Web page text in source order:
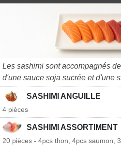
Les sashimi sont accompagnés
d'une sauce soja sucrée et d'une
SASHIMI ANGUILLE
4 pièces
SASHIMI ASSORTIMENT
20 pièces - 4pcs thon, 4pcs saumon,